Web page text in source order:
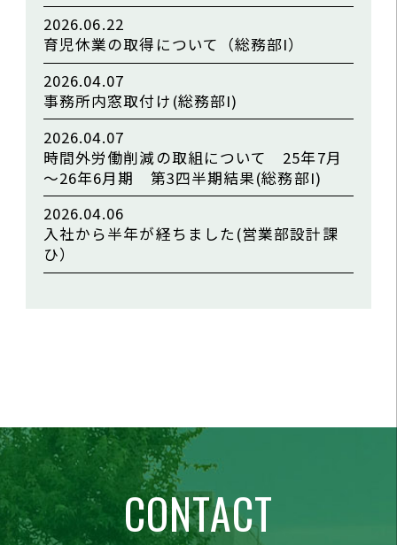
2026.06.22
育児休業の取得について（総務部I）
2026.04.07
事務所内窓取付け(総務部I)
2026.04.07
時間外労働削減の取組について 25年7月
～26年6月期 第3四半期結果(総務部I)
2026.04.06
入社から半年が経ちました(営業部設計課
ひ）
CONTACT